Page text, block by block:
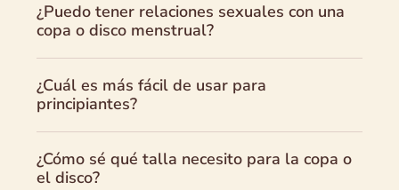
¿Puedo tener relaciones sexuales con una
copa o disco menstrual?
¿Cuál es más fácil de usar para
principiantes?
¿Cómo sé qué talla necesito para la copa o
el disco?